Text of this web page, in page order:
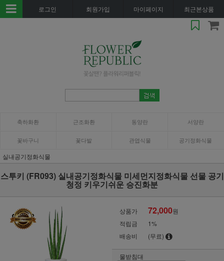
로그인 회원가입 마이페이지 최근본상품
축하화환 근조화환 동양란 서양란
꽃바구니 꽃다발 관엽식물 공기정화식물
실내공기정화식물
스투키 (FR093) 실내공기정화식물 미세먼지정화식물 선물 공기
청정 키우기쉬운 승진화분
상품가 72,000원
적립금
1%
배송비
(무료)
물받침대